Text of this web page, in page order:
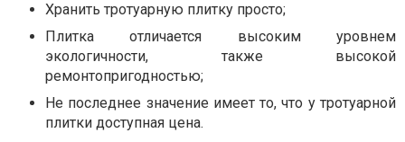
Хранить тротуарную плитку просто;
Плитка отличается высоким уровнем
экологичности, также высокой
ремонтопригодностью;
Не последнее значение имеет то, что у тротуарной
плитки доступная цена.